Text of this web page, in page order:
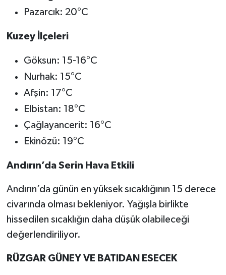
Pazarcık: 20°C
Kuzey İlçeleri
Göksun: 15-16°C
Nurhak: 15°C
Afşin: 17°C
Elbistan: 18°C
Çağlayancerit: 16°C
Ekinözü: 19°C
Andırın’da Serin Hava Etkili
Andırın’da günün en yüksek sıcaklığının 15 derece
civarında olması bekleniyor. Yağışla birlikte
hissedilen sıcaklığın daha düşük olabileceği
değerlendiriliyor.
RÜZGAR GÜNEY VE BATIDAN ESECEK